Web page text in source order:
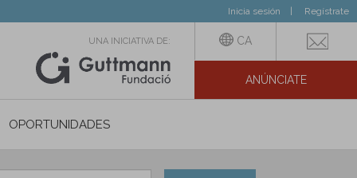
Inicia sesión Regístrate
UNA INICIATIVA DE: CA
ANÚNCIATE
SOCIAL
OPORTUNIDADES